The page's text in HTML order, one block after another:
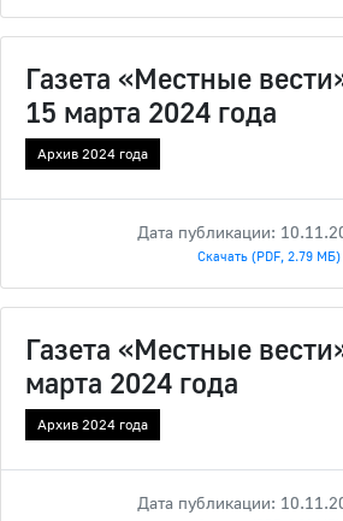
Газета «Местные
15 марта 2024 года
Архив 2024 года
Дата публикации:
Скачать (PDF, 2.79 МБ)
Газета «Местные
марта 2024 года
Архив 2024 года
Дата публикации: